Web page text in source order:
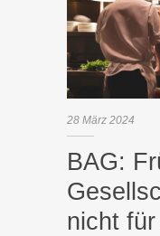
28 März 2024
BAG:
nicht